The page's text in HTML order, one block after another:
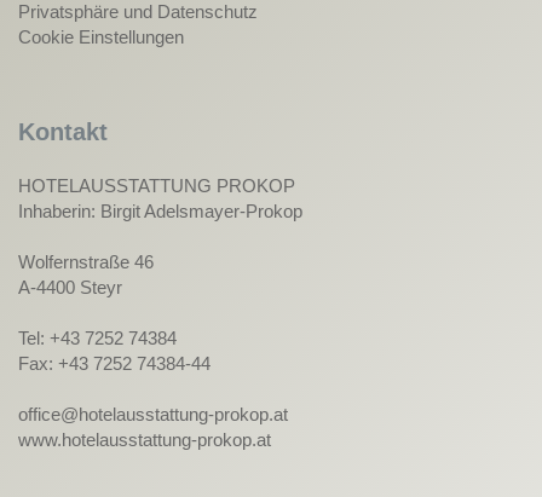
Privatsphäre und Datenschutz
Cookie Einstellungen
Kontakt
HOTELAUSSTATTUNG PROKOP
Inhaberin: Birgit Adelsmayer-Prokop
Wolfernstraße 46
A-4400 Steyr
Tel: +43 7252 74384
Fax: +43 7252 74384-44
office@hotelausstattung-prokop.at
www.hotelausstattung-prokop.at